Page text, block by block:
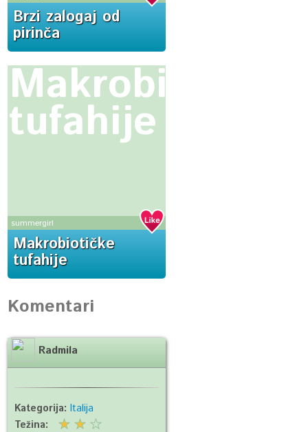
Brzi zalogaj od
pirinča
Makrobiotičke
tufahije
summergirl
Makrobiotičke
tufahije
Komentari
Radmila
Kategorija:Italija
Težina: